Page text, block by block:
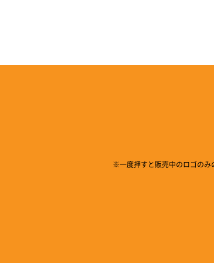
※一度押すと販売中のロゴのみ